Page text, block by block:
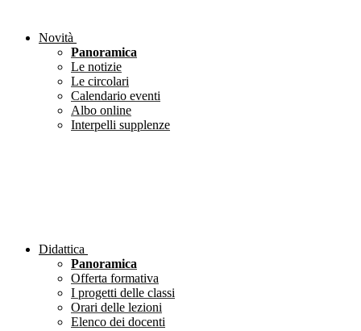
Novità
Panoramica
Le notizie
Le circolari
Calendario eventi
Albo online
Interpelli supplenze
Didattica
Panoramica
Offerta formativa
I progetti delle classi
Orari delle lezioni
Elenco dei docenti